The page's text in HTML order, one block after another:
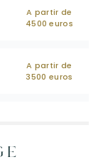
A partir de
4500 euros
A partir de
3500 euros